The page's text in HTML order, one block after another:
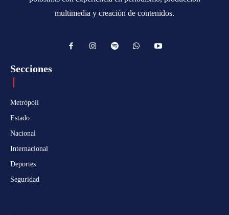
multimedia y creación de contenidos.
Secciones
Metrópoli
Estado
Nacional
Internacional
Deportes
Seguridad